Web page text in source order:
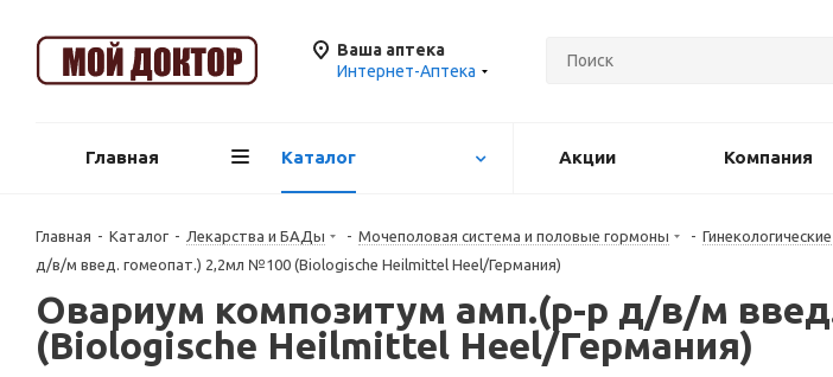
Ваша аптека
Интернет-Аптека
Главная Каталог Акции Компания
Главная - Каталог - Лекарства и БАДы - Mочеполовая система и половые гормоны -
д/в/м введ. гомеопат.) 2,2мл №100 (Biologische Heilmittel Heel/Германия)
Овариум композитум амп.(р-р д/в/м
(Biologische Heilmittel Heel/Германия)